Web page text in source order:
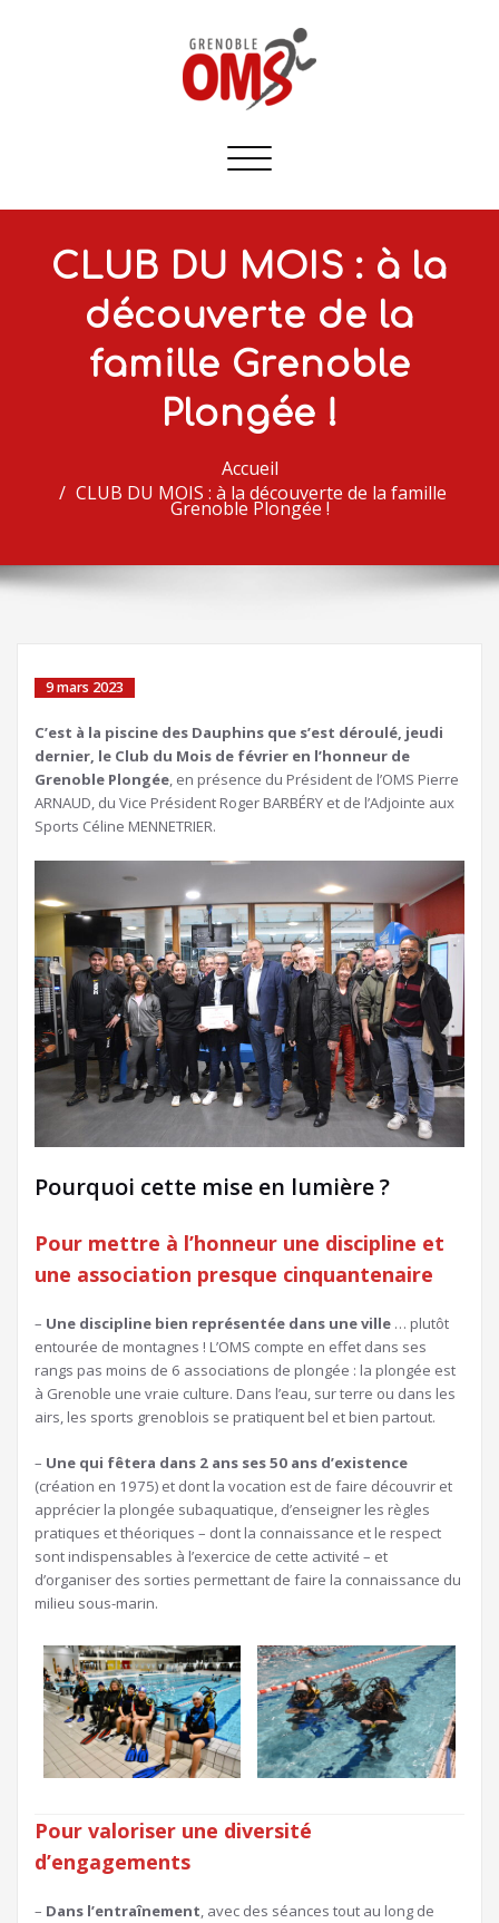
Afficher/masquer
navigation
CLUB DU MOIS : à la
découverte de la
famille Grenoble
Plongée !
Accueil
CLUB DU MOIS : à la découverte de la famille
Grenoble Plongée !
9 mars 2023
C’est à la piscine des Dauphins que s’est déroulé, jeudi
dernier, le Club du Mois de février en l’honneur de
Grenoble Plongée, en présence du Président de l’OMS Pierre
ARNAUD, du Vice Président Roger BARBÉRY et de l’Adjointe aux
Sports Céline MENNETRIER.
Pourquoi cette mise en lumière ?
Pour mettre à l’honneur une discipline et
une association presque cinquantenaire
– Une discipline bien représentée dans une ville … plutôt
entourée de montagnes ! L’OMS compte en effet dans ses
rangs pas moins de 6 associations de plongée : la plongée est
à Grenoble une vraie culture. Dans l’eau, sur terre ou dans les
airs, les sports grenoblois se pratiquent bel et bien partout.
– Une qui fêtera dans 2 ans ses 50 ans d’existence
(création en 1975) et dont la vocation est de faire découvrir et
apprécier la plongée subaquatique, d’enseigner les règles
pratiques et théoriques – dont la connaissance et le respect
sont indispensables à l’exercice de cette activité – et
d’organiser des sorties permettant de faire la connaissance du
milieu sous-marin.
Pour valoriser une diversité
d’engagements
– Dans l’entraînement, avec des séances tout au long de